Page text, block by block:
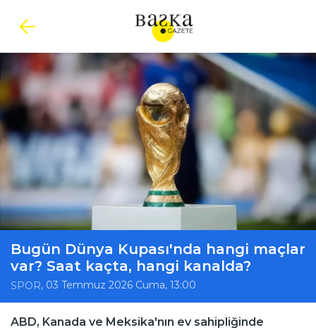
Bugün Dünya Kupası'nda hangi maçlar
var? Saat kaçta, hangi kanalda?
SPOR, 03 Temmuz 2026 Cuma, 13:00
ABD, Kanada ve Meksika'nın ev sahipliğinde